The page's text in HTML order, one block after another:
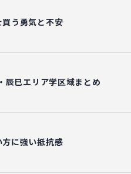
う勇気と不安
辰巳エリア学区域まとめ
に強い抵抗感